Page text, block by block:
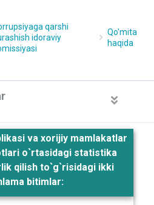
qarshi
idoraviy
Qo'mita
haqida
va xorijiy mamlakatlar
o`rtasidagi statistika
qilish to`g`risidagi ikki
bitimlar: